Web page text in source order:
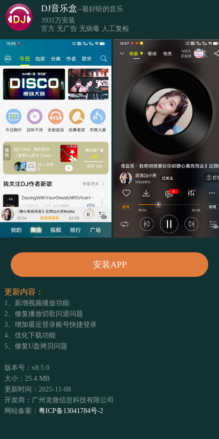
DJ音乐盒--最好听的音乐
3931万安装
官方 无广告 无病毒 人工复检
安装APP
更新内容：
1、新增视频播放功能
2、修复播放切歌闪退问题
3、增加最近登录账号快捷登录
4、优化下载功能
5、修复U盘拷贝问题
版本号：v8.5.0
大小：25.4 MB
更新时间：2025-11-08
开发商：广州龙微信息科技有限公司
网站备案： 粤ICP备13041784号-2